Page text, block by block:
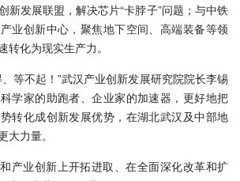
新发展联盟，解决芯片“卡脖子”问题；与中铁
业创新中心，聚焦地下空间、高端装备等领
化为现实生产力。
等不起！”武汉产业创新发展研究院院长李锡
学家的助跑者、企业家的加速器，更好地把
转化成创新发展优势，在湖北武汉及中部地
力量。
产业创新上开拓进取、在全面深化改革和扩